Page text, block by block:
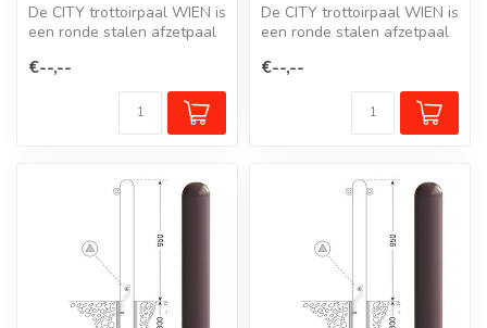
De CITY trottoirpaal WIEN is
een ronde stalen afzetpaal
€--,--
De CITY trottoirpaal WIEN is
een ronde stalen afzetpaal
€--,--